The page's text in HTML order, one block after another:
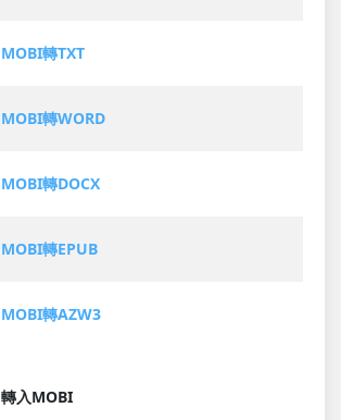
MOBI轉TXT
MOBI轉WORD
MOBI轉DOCX
MOBI轉EPUB
MOBI轉AZW3
轉入MOBI